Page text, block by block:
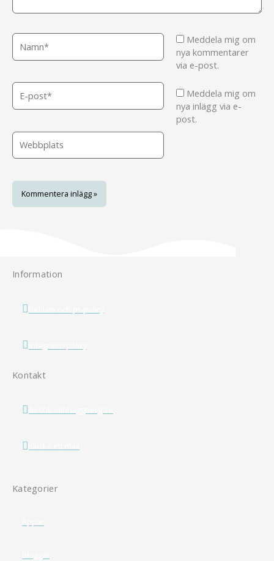
Namn*
E-
post*
Webbplats
Meddela mig om
nya kommentarer
via e-post.
Meddela mig om
nya inlägg via e-
post.
Information
Kontakt
Kategorier